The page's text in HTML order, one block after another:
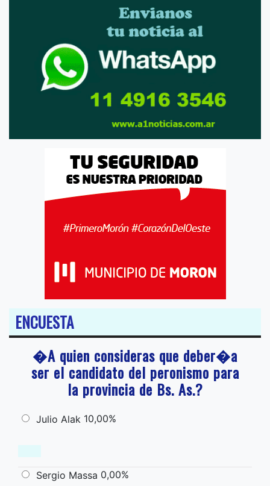
ENCUESTA
�A quien consideras que deber�a
ser el candidato del peronismo para
la provincia de Bs. As.?
Julio Alak 10,00%
Sergio Massa 0,00%